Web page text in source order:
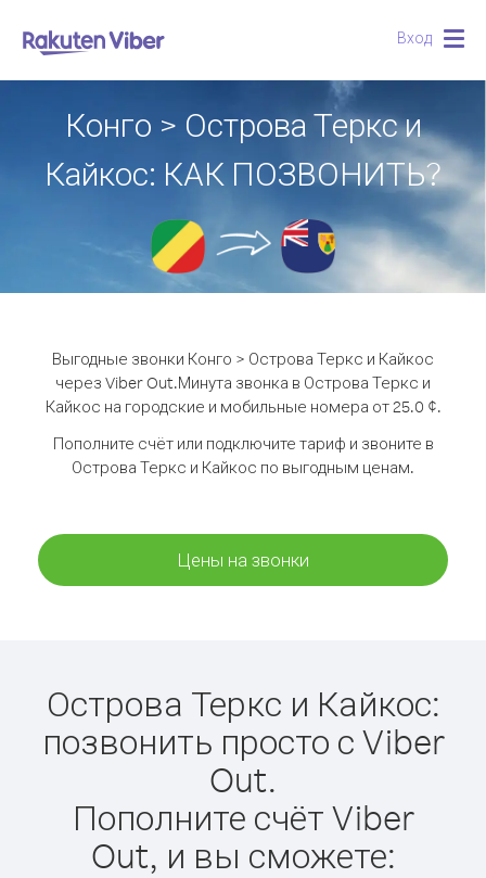
Вход
Конго > Острова Теркс и
Кайкос: КАК ПОЗВОНИТЬ?
Выгодные звонки Конго > Острова Теркс и Кайкос
через Viber Out.Минута звонка в Острова Теркс и
Кайкос на городские и мобильные номера от 25.0 ¢.
Пополните счёт или подключите тариф и звоните в
Острова Теркс и Кайкос по выгодным ценам.
Цены на звонки
Острова Теркс и Кайкос:
позвонить просто с Viber
Out.
Пополните счёт Viber
Out, и вы сможете: